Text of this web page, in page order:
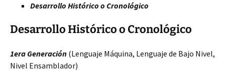
Desarrollo Histórico o Cronológico
Desarrollo Histórico o Cronológico
1era Generación (Lenguaje Máquina, Lenguaje de Bajo Nivel,
Nivel Ensamblador)